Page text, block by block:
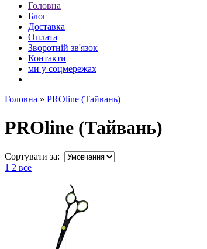
Головна
Блог
Доставка
Оплата
Зворотній зв'язок
Контакти
ми у соцмережах
Головна » PROline (Тайвань)
PROline (Тайвань)
Сортувати за:
1 2 все